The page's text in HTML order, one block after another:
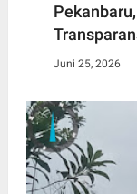
Juni 25, 2026